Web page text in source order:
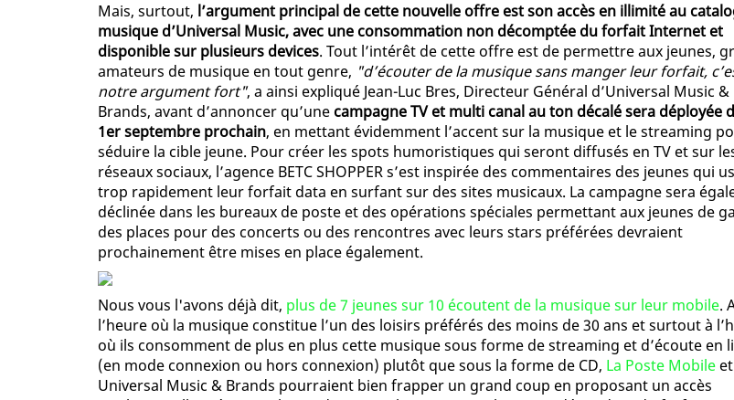
Mais, surtout, l’argument principal de cette nouvelle offre est son accès en illimité au
musique d’Universal Music, avec une consommation non décomptée du forfait Internet et
disponible sur plusieurs devices. Tout l’intérêt de cette offre est de permettre aux jeunes,
amateurs de musique en tout genre, "d’écouter de la musique sans manger leur forfait,
notre argument fort", a ainsi expliqué Jean-Luc Bres, Directeur Général d’Universal Music &
Brands, avant d’annoncer qu’une campagne TV et multi canal au ton décalé sera déployée
1er septembre prochain, en mettant évidemment l’accent sur la musique et le streaming
séduire la cible jeune. Pour créer les spots humoristiques qui seront diffusés en TV et sur
réseaux sociaux, l’agence BETC SHOPPER s’est inspirée des commentaires des jeunes qui
trop rapidement leur forfait data en surfant sur des sites musicaux. La campagne sera
déclinée dans les bureaux de poste et des opérations spéciales permettant aux jeunes de
des places pour des concerts ou des rencontres avec leurs stars préférées devraient
prochainement être mises en place également.
Nous vous l'avons déjà dit, plus de 7 jeunes sur 10 écoutent de la musique sur leur mobile.
l’heure où la musique constitue l’un des loisirs préférés des moins de 30 ans et surtout à
où ils consomment de plus en plus cette musique sous forme de streaming et d’écoute en
(en mode connexion ou hors connexion) plutôt que sous la forme de CD, La Poste Mobile et
Universal Music & Brands pourraient bien frapper un grand coup en proposant un accès